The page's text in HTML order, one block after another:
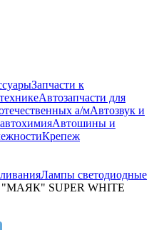
Запчасти к
Автозапчасти для
а/мАвтозвук и
Автошины и
Крепеж
Лампы светодиодные
SUPER WHITE